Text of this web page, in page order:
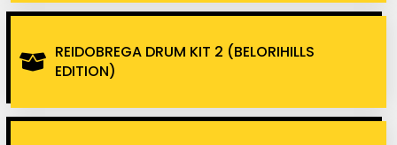
REIDOBREGA DRUM KIT 2 (BELORIHILLS
EDITION)